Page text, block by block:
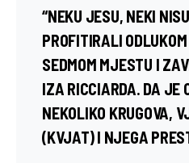
“NEKU JESU, NEKI
PROFITIRALI
SEDMOM MJESTU I
IZA RICCIARDA. DA JE
NEKOLIKO KRUGOVA,
(KVJAT) I NJEGA